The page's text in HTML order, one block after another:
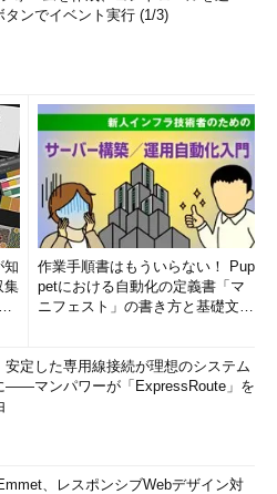
タンでイベント実行 (1/3)
知
集
作業手順書はもういらない！ Pup
petにおける自動化の定義書「マ
ニフェスト」の書き方と基礎文法
安定した専用線接続が理想のシステム
――マンパワーが「ExpressRoute」を
、レスポンシブWebデザイン対